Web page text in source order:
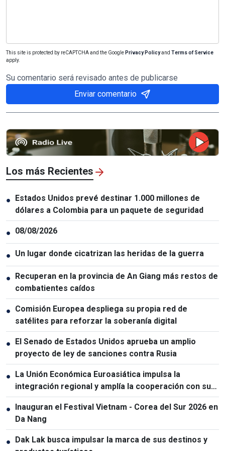
This site is protected by reCAPTCHA and the Google Privacy Policyand Terms of Service
apply.
Su comentario será revisado antes de publicarse
Enviar comentario
Los más Recientes
● Estados Unidos prevé destinar 1.000 millones de
dólares a Colombia para un paquete de seguridad
● 08/08/2026
● Un lugar donde cicatrizan las heridas de la guerra
● Recuperan en la provincia de An Giang más restos de
combatientes caídos
● Comisión Europea despliega su propia red de
satélites para reforzar la soberanía digital
● El Senado de Estados Unidos aprueba un amplio
proyecto de ley de sanciones contra Rusia
● La Unión Económica Euroasiática impulsa la
integración regional y amplía la cooperación con sus
socios
● Inauguran el Festival Vietnam - Corea del Sur 2026 en
Da Nang
● Dak Lak busca impulsar la marca de sus destinos y